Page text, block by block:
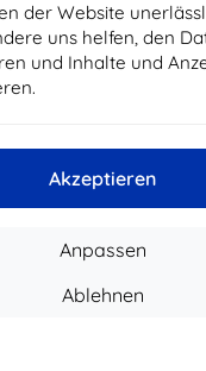
der Website
uns helfen, den
und Inhalte und
Akzeptieren
Anpassen
Ablehnen
46701494